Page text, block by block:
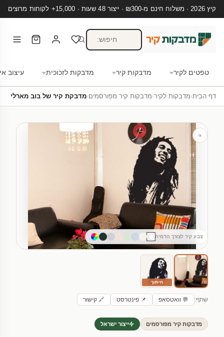
קיץ 2026 · משלוח חינם מ-₪300 · ייצור 48 שעות · 15,000+ לקוחות מרוצים
טפטים לקיר מדבקות קיר מדבקות לזכוכית עיצוב
דף הבית›מדבקות לקיר›מדבקות קיר מפורסמים›מדבקת קיר של בוב מארלי
צבע קיר לצורך הדמיה
חיתוך
שתף: 💬 וואטסאפ 📌 פינטרסט 🔗 קישור
מדבקות קיר מפורסמים ייצור ישראל